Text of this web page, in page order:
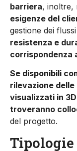
barriera, inoltre,
esigenze del
gestione dei
resistenza e
corrispondenza
Se disponibili
rilevazione
visualizzati in
troveranno
del progetto.